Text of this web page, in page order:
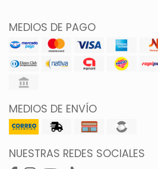
MEDIOS DE PAGO
MEDIOS DE ENVÍO
NUESTRAS REDES SOCIALES